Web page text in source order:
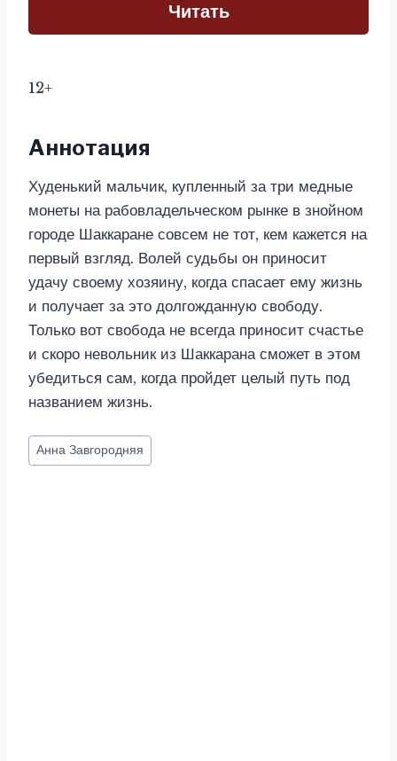
Читать
12+
Аннотация
Худенький мальчик, купленный за три медные
монеты на рабовладельческом рынке в знойном
городе Шаккаране совсем не тот, кем кажется на
первый взгляд. Волей судьбы он приносит
удачу своему хозяину, когда спасает ему жизнь
и получает за это долгожданную свободу.
Только вот свобода не всегда приносит счастье
и скоро невольник из Шаккарана сможет в этом
убедиться сам, когда пройдет целый путь под
названием жизнь.
Метки
записи:
Анна Завгородняя